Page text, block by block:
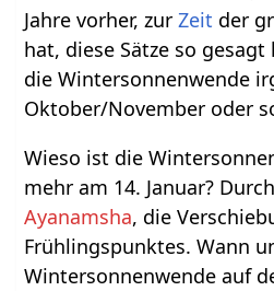
Jahre vorher, zurZeit der
hat, diese Sätze so
die Wintersonnenwende
Oktober/November oder
Wieso ist die
mehr am 14. Januar?
Ayanamsha, die
Frühlingspunktes. Wann
Wintersonnenwende auf